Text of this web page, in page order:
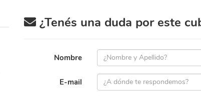
¿Tenés una duda por este
Nombre
E-mail